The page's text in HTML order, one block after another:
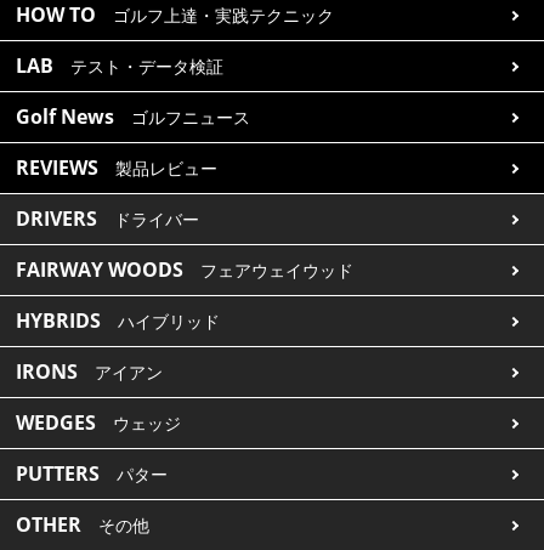
HOW TO ゴルフ上達・実践テクニック
LAB テスト・データ検証
Golf News ゴルフニュース
REVIEWS 製品レビュー
DRIVERS ドライバー
FAIRWAY WOODS フェアウェイウッド
HYBRIDS ハイブリッド
IRONS アイアン
WEDGES ウェッジ
PUTTERS パター
OTHER その他